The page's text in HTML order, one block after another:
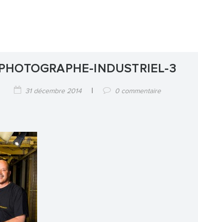
PHOTOGRAPHE-INDUSTRIEL-3
31 décembre 2014 0 commentaire